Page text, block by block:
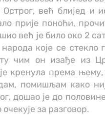
Острог, већ блијед и
прије поноћи,
већ је било око 2
које се стекло
чим он изађе из
кренула према њему,
помишљам како
дошао је до
за разговор.